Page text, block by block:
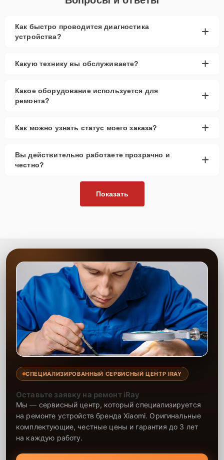
Как быстро проводится диагностика
устройства?
+
Какую технику вы обслуживаете? +
Какое оборудование используется для
ремонта?
+
Как можно узнать статус моего заказа? +
Вы действительно работаете прозрачно и
честно?
+
Показать
СПЕЦИАЛИЗИРОВАННЫЙ СЕРВИСНЫЙ ЦЕНТР IRAY
Оставьте заявку на ремонт iRay
Мы — сервисный центр, который специализируется
на ремонте устройств бренда Xiaomi. Оригинальные
комплектующие, честные цены и гарантия до 3 лет
на каждую работу.